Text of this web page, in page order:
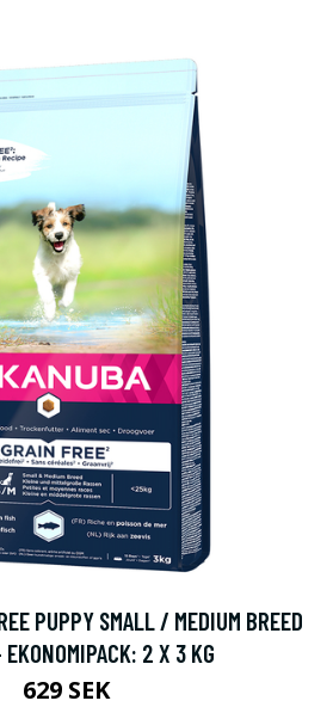
PUPPY SMALL / MEDIUM BREED
2 X 3 KG
629 SEK